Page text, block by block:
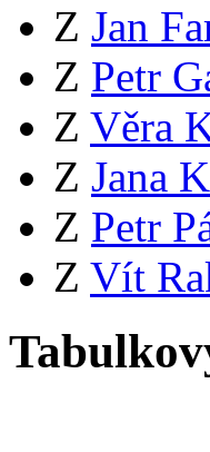
Z Jan
Z Petr
Z Věra
Z Jana
Z Petr
Z Vít